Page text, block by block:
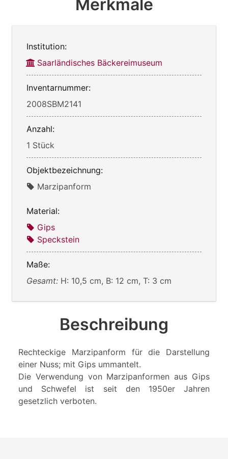
Merkmale
Institution:
Saarländisches Bäckereimuseum
Inventarnummer:
2008SBM2141
Anzahl:
1 Stück
Objektbezeichnung:
Marzipanform
Material:
Gips
Speckstein
Maße:
Gesamt: H: 10,5 cm, B: 12 cm, T: 3 cm
Beschreibung
Rechteckige Marzipanform für die Darstellung
einer Nuss; mit Gips ummantelt.
Die Verwendung von Marzipanformen aus Gips
und Schwefel ist seit den 1950er Jahren
gesetzlich verboten.